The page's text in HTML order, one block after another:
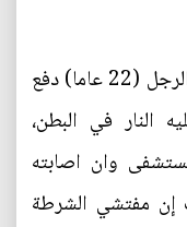
ونقلت المحطة عن الشرطة قولها أن الرجل (22 عاما) دفع
النار في البطن،
وان اصابته
إن مفتشي الشرطة